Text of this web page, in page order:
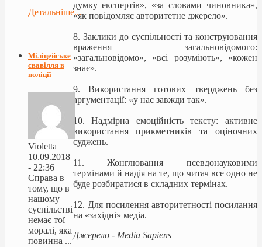
думку експертів», «за словами чиновника»,
«як повідомляє авторитетне джерело».
8. Заклики до суспільності та конструювання
враження загальновідомого:
«загальновідомо», «всі розуміють», «кожен
знає».
9. Використання готових тверджень без
аргументації: «у нас завжди так».
10. Надмірна емоційність тексту: активне
використання прикметників та оціночних
суджень.
11. Жонглювання псевдонауковими
термінами й надія на те, що читач все одно не
буде розбиратися в складних термінах.
12. Для посилення авторитетності посилання
на «західні» медіа.
Джерело - Media Sapiens
Детальніше...
Міліцейське
свавілля в
поліції
Violetta
10.09.2018
- 22:36
Справа в
тому, що в
нашому
суспільстві
немає тої
моралі, яка
повинна ...